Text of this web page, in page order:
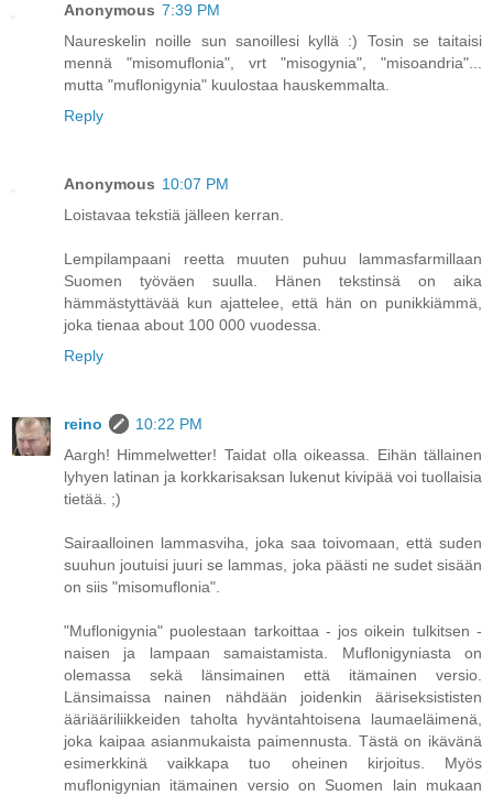
Anonymous 7:39 PM
Naureskelin noille sun sanoillesi kyllä :) Tosin se taitaisi
mennä "misomuflonia", vrt "misogynia", "misoandria"...
mutta "muflonigynia" kuulostaa hauskemmalta.
Reply
Anonymous 10:07 PM
Loistavaa tekstiä jälleen kerran.
Lempilampaani reetta muuten puhuu lammasfarmillaan
Suomen työväen suulla. Hänen tekstinsä on aika
hämmästyttävää kun ajattelee, että hän on punikkiämmä,
joka tienaa about 100 000 vuodessa.
Reply
reino
10:22 PM
Aargh! Himmelwetter! Taidat olla oikeassa. Eihän tällainen
lyhyen latinan ja korkkarisaksan lukenut kivipää voi tuollaisia
tietää. ;)
Sairaalloinen lammasviha, joka saa toivomaan, että suden
suuhun joutuisi juuri se lammas, joka päästi ne sudet sisään
on siis "misomuflonia".
"Muflonigynia" puolestaan tarkoittaa - jos oikein tulkitsen -
naisen ja lampaan samaistamista. Muflonigyniasta on
olemassa sekä länsimainen että itämainen versio.
Länsimaissa nainen nähdään joidenkin ääriseksististen
ääriääriliikkeiden taholta hyväntahtoisena laumaeläimenä,
joka kaipaa asianmukaista paimennusta. Tästä on ikävänä
esimerkkinä vaikkapa tuo oheinen kirjoitus. Myös
muflonigynian itämainen versio on Suomen lain mukaan